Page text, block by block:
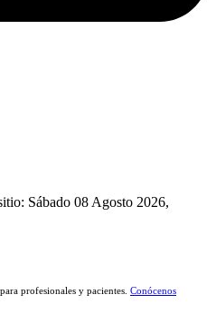
Sábado 08 Agosto 2026,
profesionales y pacientes. Conócenos